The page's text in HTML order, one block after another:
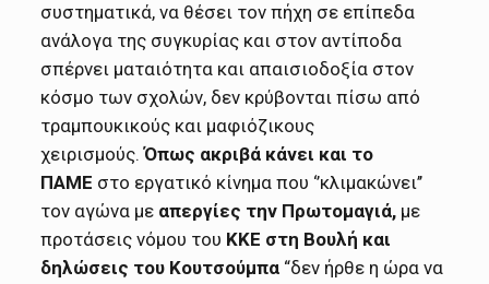
συστηματικά, να θέσει τον πήχη σε επίπεδα
ανάλογα της συγκυρίας και στον αντίποδα
σπέρνει ματαιότητα και απαισιοδοξία στον
κόσμο των σχολών, δεν κρύβονται πίσω από
τραμπουκικούς και μαφιόζικους
χειρισμούς.Όπως ακριβά κάνει και το
ΠΑΜΕ στο εργατικό κίνημα που ‘’κλιμακώνει’’
τον αγώνα με απεργίες την Πρωτομαγιά, με
προτάσεις νόμου του ΚΚΕ στη Βουλή και
δηλώσεις του Κουτσούμπα “δεν ήρθε η ώρα να